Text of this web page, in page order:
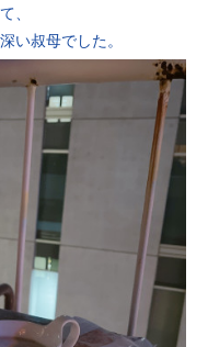
、
い叔母でした。